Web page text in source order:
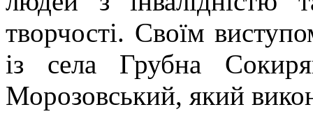
творчості. Своїм
із села Грубна
Морозовський, який